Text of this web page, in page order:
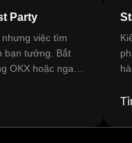
Party
việc tìm
bạn tưởng. Bắt
OKX hoặc ngay